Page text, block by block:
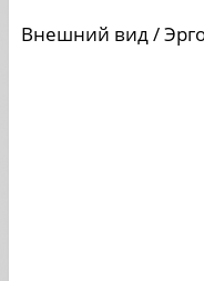
Внешний вид /